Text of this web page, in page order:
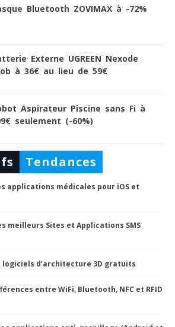
Bluetooth ZOVIMAX à -72%
Externe UGREEN Nexode
à 36€ au lieu de 59€
Aspirateur Piscine sans Fi à
seulement (-60%)
Tendances
applications médicales pour iOS et
meilleurs Sites et Applications SMS
logiciels d’architecture 3D gratuits
entre WiFi, Bluetooth, NFC et RFID